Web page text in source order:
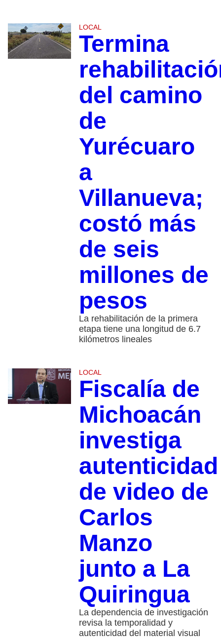
LOCAL
Termina
del camino
de
Yurécuaro
a
Villanueva;
costó más
de seis
millones de
pesos
La rehabilitación de la primera
etapa tiene una longitud de 6.7
kilómetros lineales
LOCAL
Fiscalía de
Michoacán
investiga
autenticidad
de video de
Carlos
Manzo
junto a La
Quiringua
La dependencia de investigación
revisa la temporalidad y
autenticidad del material visual